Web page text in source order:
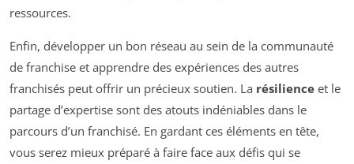
ressources.
Enfin, développer un bon réseau au sein de la communauté
de franchise et apprendre des expériences des autres
franchisés peut offrir un précieux soutien. La résilience et le
partage d’expertise sont des atouts indéniables dans le
parcours d’un franchisé. En gardant ces éléments en tête,
vous serez mieux préparé à faire face aux défis qui se